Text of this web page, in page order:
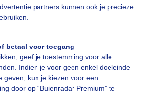
partners kunnen ook je precieze
betaal voor toegang
geef je toestemming voor alle
Indien je voor geen enkel doeleinde
geven, kun je kiezen voor een
door op “Buienradar Premium” te